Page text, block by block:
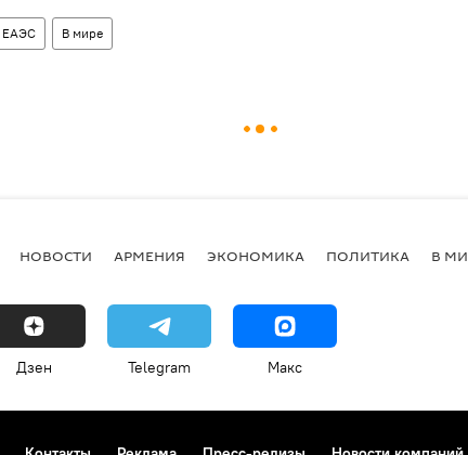
ЕАЭС В мире
НОВОСТИ АРМЕНИЯ ЭКОНОМИКА ПОЛИТИКА В
Дзен Telegram Макс